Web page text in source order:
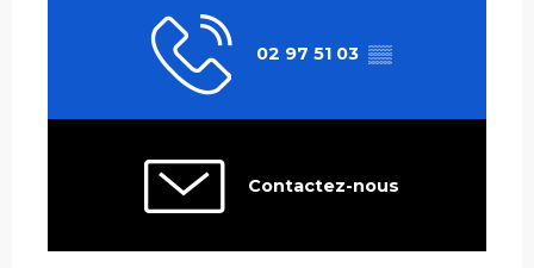
02 97 51 03 ▒▒
Contactez-nous